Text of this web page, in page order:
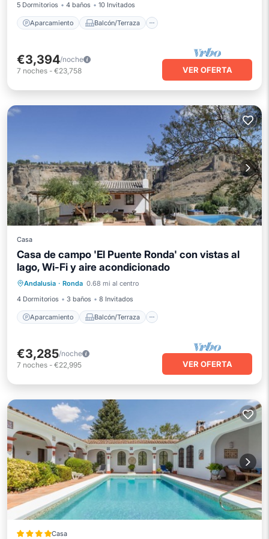
5 Dormitorios 4 baños 10 Invitados
Aparcamiento Balcón/Terraza
€3,394/noche
7 noches - €23,758 VER OFERTA
Casa
Casa de campo 'El Puente Ronda' con vistas al
lago, Wi-Fi y aire acondicionado
Andalusia · Ronda 0.68 mi al centro
4 Dormitorios
3 baños 8 Invitados
Aparcamiento Balcón/Terraza
Aparcamiento
Balcón/Terraza
Cocina
Aire acondicionado
€3,285/noche
7 noches - €22,995 VER OFERTA
Casa